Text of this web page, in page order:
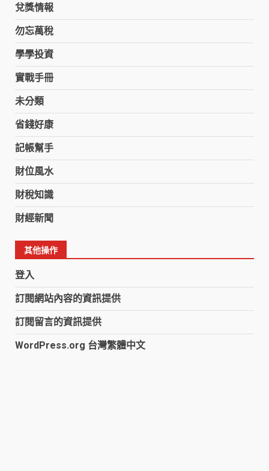
兌獎情報
勿忘萬稅
學學投資
實戰手冊
未分類
省錢好康
記帳幫手
財位風水
財稅知識
財經新聞
其他操作
登入
訂閱網站內容的資訊提供
訂閱留言的資訊提供
WordPress.org 台灣繁體中文